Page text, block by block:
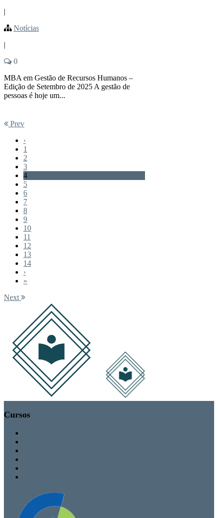
|
Notícias
|
0
MBA em Gestão de Recursos Humanos –
Edição de Setembro de 2025 A gestão de
pessoas é hoje um...
Prev
‹
1
2
3
4
5
6
7
8
9
10
11
12
13
14
›
»
Next
Cursos